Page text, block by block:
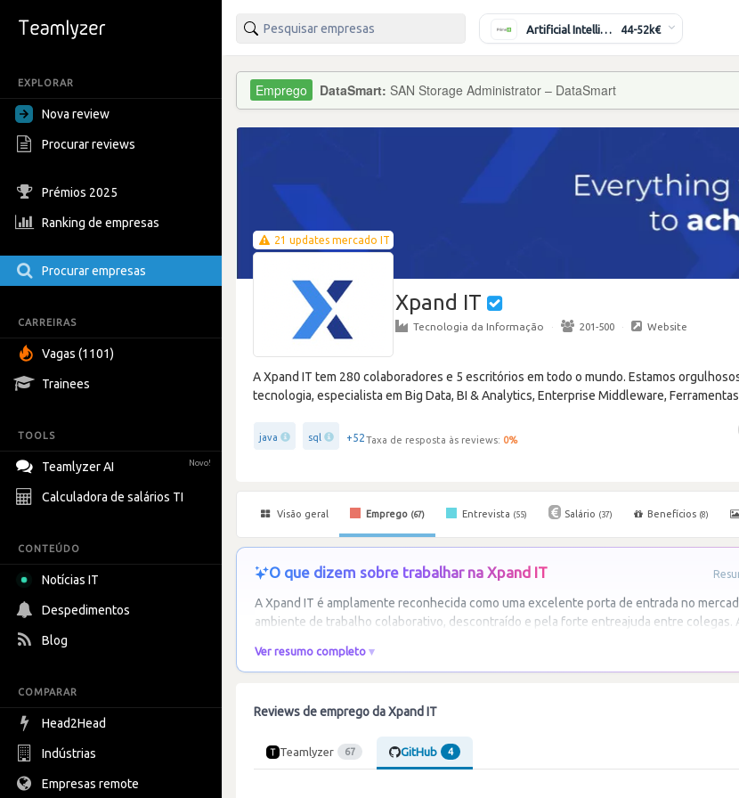
EXPLORAR
Nova review
Procurar reviews
Prémios 2025
Ranking de empresas
Procurar empresas
CARREIRAS
Vagas (1101)
Trainees
TOOLS
Teamlyzer AI Novo!
Calculadora de salários TI
CONTEÚDO
Notícias IT
Despedimentos
Blog
COMPARAR
Head2Head
Indústrias
Empresas remote
Artificial Intelligence Engineer 44-52k€
DataSmart: SAN Storage Administrator – DataSmart
21 updates mercado IT
Xpand IT
Tecnologia da Informação · 201-500 · Website
A Xpand IT tem 280 colaboradores e 5 escritórios em todo o mundo. Estamos
tecnologia, especialista em Big Data, BI & Analytics, Enterprise Middleware, Ferramentas
java sql +52Taxa de resposta às reviews: 0%
Visão geral Emprego (67) Entrevista (55) Salário (37) Benefícios (8)
O que dizem sobre trabalhar na Xpand IT
A Xpand IT é amplamente reconhecida como uma excelente porta de entrada no
ambiente de trabalho colaborativo, descontraído e pela forte entreajuda entre colegas.
Ver resumo completo
Reviews de emprego da Xpand IT
Teamlyzer 67 GitHub 4